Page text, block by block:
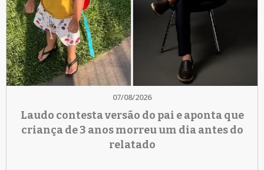
07/08/2026
Laudo contesta versão do pai e aponta que
criança de 3 anos morreu um dia antes do
relatado